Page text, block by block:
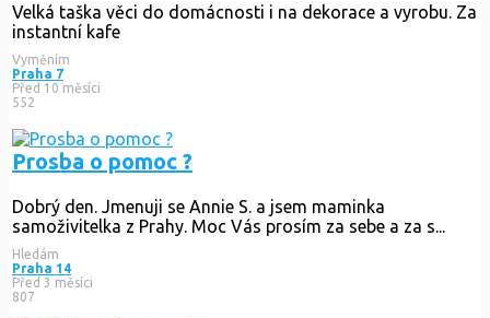
Velká taška věci do domácnosti i na dekorace a vyrobu. Za
instantní kafe
Vyměním
Praha 7
Před 10 měsíci
552
Prosba o pomoc ?
Dobrý den. Jmenuji se Annie S. a jsem maminka
samoživitelka z Prahy. Moc Vás prosím za sebe a za s...
Hledám
Praha 14
Před 3 měsíci
807